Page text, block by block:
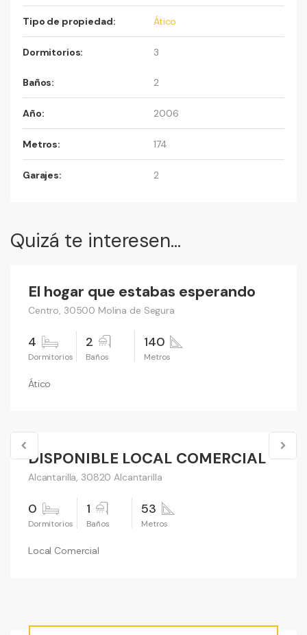
Tipo de propiedad: Ático
Dormitorios: 3
Baños: 2
Año: 2006
Metros: 174
Garajes: 2
Quizá te interesen...
Vender
199,000 €
El hogar que estabas esperando
Centro, 30500 Molina de Segura
4 2 140
Ático
Vender
DISPONIBLE LOCAL COMERCIAL
Alcantarilla, 30820 Alcantarilla
0 1 53
Local Comercial